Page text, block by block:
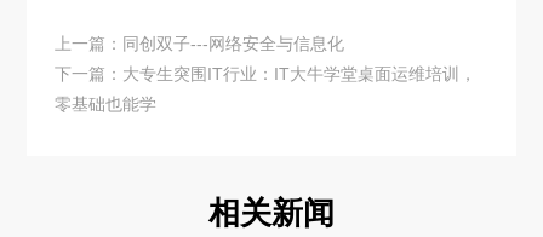
上一篇：同创双子---网络安全与信息化
下一篇：大专生突围IT行业：IT大牛学堂桌面运维培训，
零基础也能学
相关新闻